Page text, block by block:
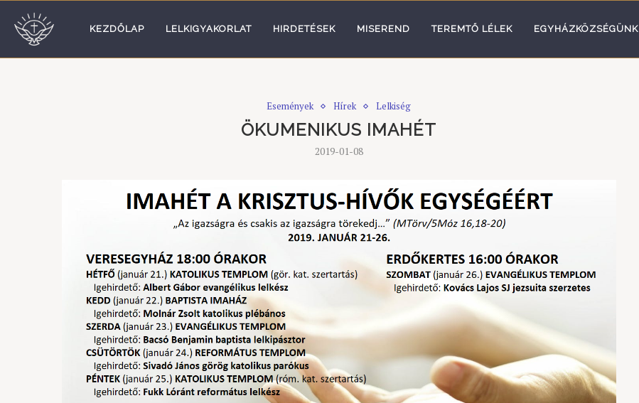
KEZDŐLAP LELKIGYAKORLAT HIRDETÉSEK MISEREND TEREMTŐ LÉLEK EGYHÁZKÖZSÉGÜNK
Események Hírek Lelkiség
ÖKUMENIKUS IMAHÉT
2019-01-08